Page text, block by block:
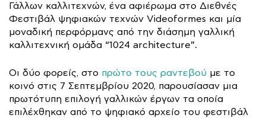
Γάλλων καλλιτεχνών, ένα αφιέρωμα στο Διεθνές
Φεστιβάλ ψηφιακών τεχνών Videoformes και μία
μοναδική περφόρμανς από την διάσημη γαλλική
καλλιτεχνική ομάδα “1024 architecture”.
Οι δύο φορείς, στο πρώτο τους ραντεβού με το
κοινό στις 7 Σεπτεμβρίου 2020, παρουσίασαν μια
πρωτότυπη επιλογή γαλλικών έργων τα οποία
επιλέχθηκαν από το ψηφιακό αρχείο του φεστιβάλ